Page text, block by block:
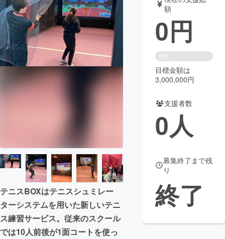
テクノロジー・ガジェット ゲーム・サ
映像・映画 書籍・雑誌
ビジネス・起業 チャレンジ
CAMPFIRE Creation
CAMPFIREふるさと納税machi-ya
テニスBOXはテニスシュミレー
ターシステムを用いた新しいテニ
ス練習サービス。従来のスクール
では10人前後が1面コートを使っ
額
0円
0%
目標金額は
3,000,000円
支援者数
0人
募集終了まで残
り
終了